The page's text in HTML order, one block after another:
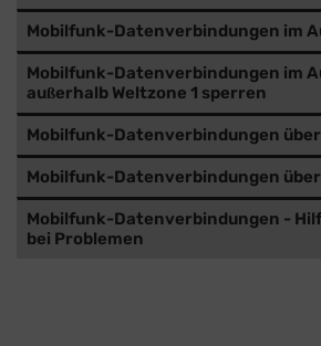
Mobilfunk-Datenverbindungen im
Mobilfunk-Datenverbindungen im
außerhalb Weltzone 1 sperren
Mobilfunk-Datenverbindungen über
Mobilfunk-Datenverbindungen
Mobilfunk-Datenverbindungen -
bei Problemen